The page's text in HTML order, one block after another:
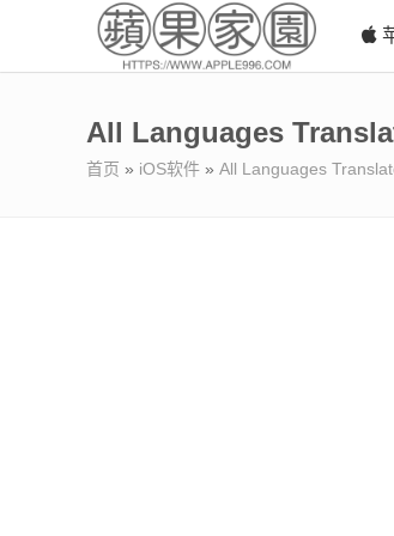
All Languages
首页 » iOS软件 » All Languages